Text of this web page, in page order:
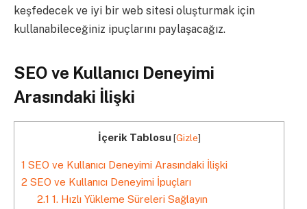
keşfedecek ve iyi bir web sitesi oluşturmak için
kullanabileceğiniz ipuçlarını paylaşacağız.
SEO ve Kullanıcı Deneyimi
Arasındaki İlişki
İçerik Tablosu [Gizle]
1 SEO ve Kullanıcı Deneyimi Arasındaki İlişki
2 SEO ve Kullanıcı Deneyimi İpuçları
2.1 1. Hızlı Yükleme Süreleri Sağlayın